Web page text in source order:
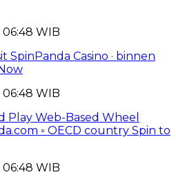
WIB
SpinPanda Casino · binnen
WIB
Play Web-Based Wheel
◦ OECD country Spin to
WIB